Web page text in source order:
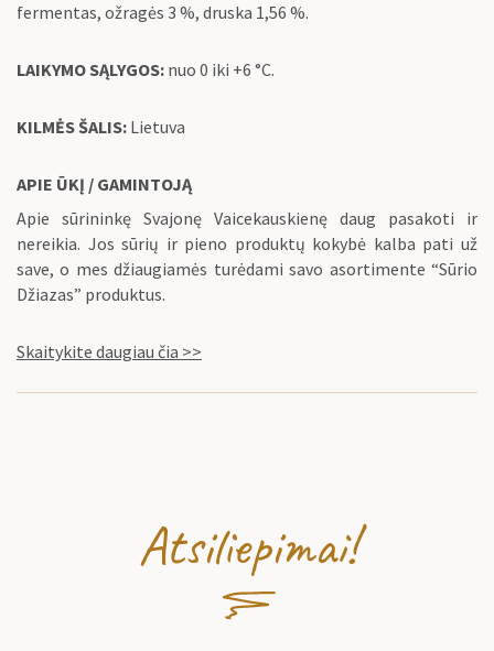
fermentas, ožragės 3 %, druska 1,56 %.
LAIKYMO SĄLYGOS: nuo 0 iki +6 °C.
KILMĖS ŠALIS: Lietuva
APIE ŪKĮ / GAMINTOJĄ
Apie sūrininkę Svajonę Vaicekauskienę daug pasakoti ir
nereikia. Jos sūrių ir pieno produktų kokybė kalba pati už
save, o mes džiaugiamės turėdami savo asortimente “Sūrio
Džiazas” produktus.
Skaitykite daugiau čia >>
Atsiliepimai!